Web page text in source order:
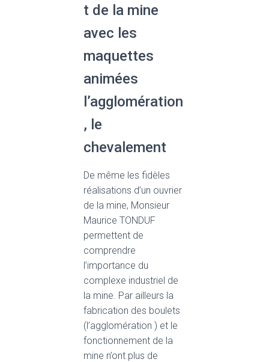
t de la mine
avec les
maquettes
animées
l’agglomération
, le
chevalement
De même les fidèles
réalisations d’un ouvrier
de la mine, Monsieur
Maurice TONDUF
permettent de
comprendre
l’importance du
complexe industriel de
la mine. Par ailleurs la
fabrication des boulets
(l’agglomération ) et le
fonctionnement de la
mine n’ont plus de